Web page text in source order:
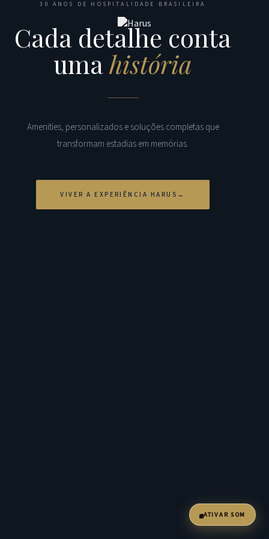
30 ANOS DE HOSPITALIDADE BRASILEIRA
Cada detalhe conta
umahistória
Amenities, personalizados e soluções completas que
transformam estadias em memórias.
VIVER A EXPERIÊNCIA HARUS
ATIVAR SOM